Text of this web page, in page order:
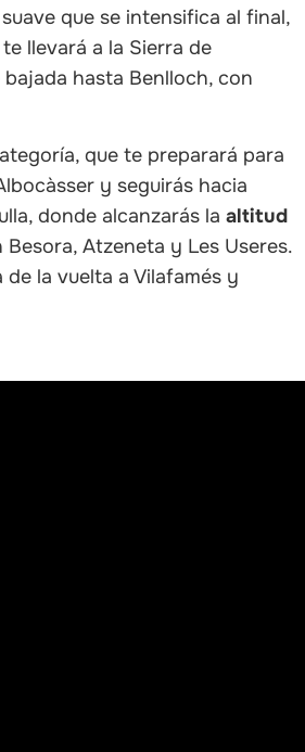
que se intensifica al final,
llevará a la Sierra de
hasta Benlloch, con
que te preparará para
y seguirás hacia
donde alcanzarás laaltitud
Besora, Atzeneta y Les Useres.
la vuelta a Vilafamés y